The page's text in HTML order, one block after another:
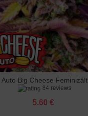
Auto Big Cheese Feminizált
84 reviews
5.60 €